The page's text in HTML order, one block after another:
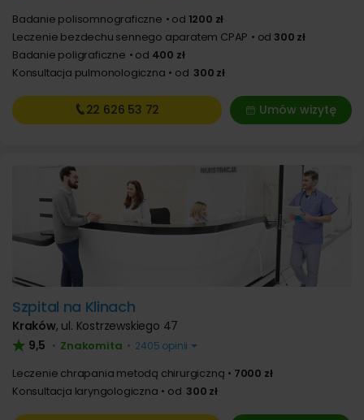
Badanie polisomnograficzne od 1200 zł
Leczenie bezdechu sennego aparatem CPAP
od 300 zł
Badanie poligraficzne
od 400 zł
Konsultacja pulmonologiczna
od 300 zł
Umów wizytę
22 626 53 72
Szpital na Klinach
Kraków, ul. Kostrzewskiego 47
9,5 • Znakomita • 2405 opinii
Leczenie chrapania metodą chirurgiczną
7000 zł
Konsultacja laryngologiczna
od 300 zł